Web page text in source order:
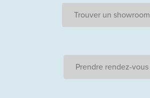
Trouver un showroom
Prendre rendez-vous